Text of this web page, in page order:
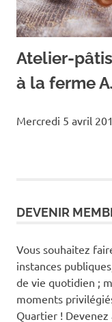
Atelier-
à la ferme
Mercredi 5 avril
DEVENIR
Vous souhaitez
instances
de vie quotidien ;
moments
Quartier !